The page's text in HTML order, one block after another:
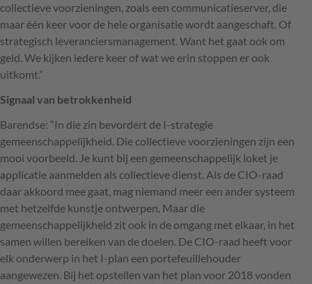
collectieve voorzieningen, zoals een communicatieserver, die
maar één keer voor de hele organisatie wordt aangeschaft. Of
strategisch leveranciersmanagement. Want het gaat ook om
geld. We kijken iedere keer of wat we erin stoppen er ook
uitkomt.”
Signaal van betrokkenheid
Barendse: “In die zin bevordert de I-strategie
gemeenschappelijkheid. Die collectieve voorzieningen zijn een
mooi voorbeeld. Je kunt bij een gemeenschappelijk loket je
applicatie aanmelden als collectieve dienst. Als de CIO-raad
daar akkoord mee gaat, mag niemand meer een ander systeem
met hetzelfde kunstje ontwerpen. Maar die
gemeenschappelijkheid zit ook in de omgang met elkaar, in het
samen willen bereiken van de doelen. De CIO-raad heeft voor
elk onderwerp in het I-plan een portefeuillehouder
aangewezen. Bij het opstellen van het plan voor 2018 vonden